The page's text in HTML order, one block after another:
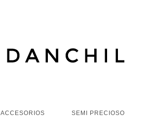
ACCESORIOS SEMI PRECIOSO